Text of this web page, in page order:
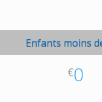
Enfants moins
€0